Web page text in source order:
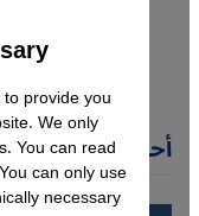
أحدث مقالات
provide you
We only
You can read
can only use
necessary.
Embed